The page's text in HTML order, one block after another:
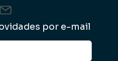
por e-mail